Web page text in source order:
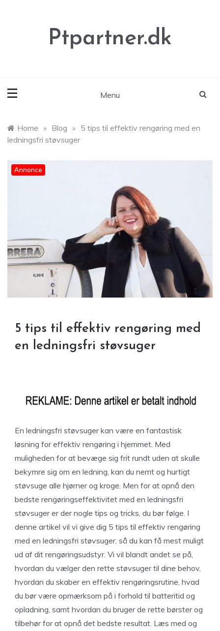
Ptpartner.dk
Menu
Home » Blog » 5 tips til effektiv rengøring med en
ledningsfri støvsuger
Annonce
5 tips til effektiv rengøring med
en ledningsfri støvsuger
En ledningsfri støvsuger kan være en fantastisk
løsning for effektiv rengøring i hjemmet. Med
muligheden for at bevæge sig frit rundt uden at skulle
bekymre sig om en ledning, kan du nemt og hurtigt
støvsuge alle hjørner og kroge. Men for at opnå den
bedste rengøringseffektivitet med en ledningsfri
støvsuger er der nogle tips og tricks, du bør følge. I
denne artikel vil vi give dig 5 tips til effektiv rengøring
med en ledningsfri støvsuger, så du kan få mest muligt
ud af dit rengøringsudstyr. Vi vil blandt andet se på,
hvordan du vælger den rette støvsuger til dine behov,
hvordan du skaber en effektiv rengøringsrutine, hvad
du bør være opmærksom på i forhold til batteritid og
opladning, samt hvordan du bruger de rette børster og
tilbehør for at opnå det bedste resultat. Læs med og